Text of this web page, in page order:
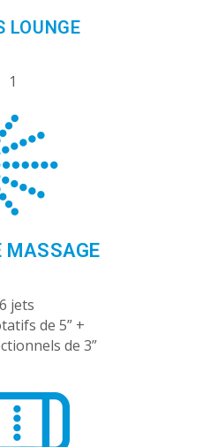
LOUNGE
1
MASSAGE
jets
de 5” +
de 3”